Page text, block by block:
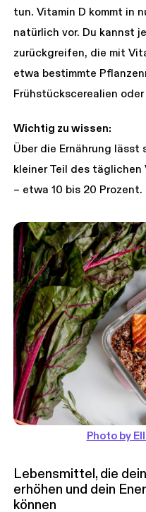
tun. Vitamin D kommt in
natürlich vor. Du kannst
zurückgreifen, die mit
etwa bestimmte
Frühstückscerealien
Wichtig zu wissen:
Über die Ernährung lässt
kleiner Teil des
– etwa 10 bis 20 Prozent.
Photo by
Lebensmittel, die
erhöhen und dein
können